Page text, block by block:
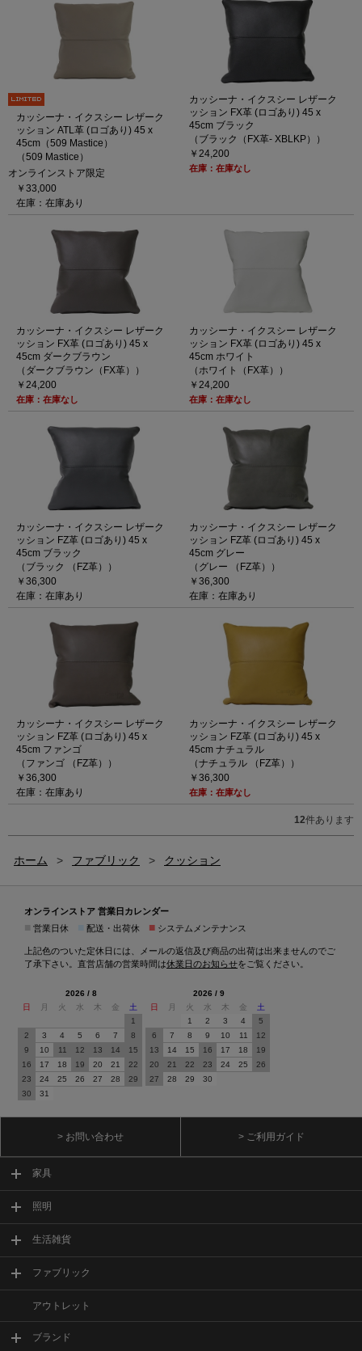
カッシーナ・イクスシー レザーク
ッション ATL革 (ロゴあり) 45 x
45cm（509 Mastice）
（509 Mastice）
オンラインストア限定
￥33,000
在庫：在庫あり
カッシーナ・イクスシー レザーク
ッション FX革 (ロゴあり) 45 x
45cm ブラック
（ブラック（FX革- XBLKP））
￥24,200
在庫：在庫なし
カッシーナ・イクスシー レザーク
ッション FX革 (ロゴあり) 45 x
45cm ダークブラウン
（ダークブラウン（FX革））
￥24,200
在庫：在庫なし
カッシーナ・イクスシー レザーク
ッション FX革 (ロゴあり) 45 x
45cm ホワイト
（ホワイト（FX革））
￥24,200
在庫：在庫なし
カッシーナ・イクスシー レザーク
ッション FZ革 (ロゴあり) 45 x
45cm ブラック
（ブラック （FZ革））
￥36,300
在庫：在庫あり
カッシーナ・イクスシー レザーク
ッション FZ革 (ロゴあり) 45 x
45cm グレー
（グレー （FZ革））
￥36,300
在庫：在庫あり
カッシーナ・イクスシー レザーク
ッション FZ革 (ロゴあり) 45 x
45cm ファンゴ
（ファンゴ （FZ革））
￥36,300
在庫：在庫あり
カッシーナ・イクスシー レザーク
ッション FZ革 (ロゴあり) 45 x
45cm ナチュラル
（ナチュラル （FZ革））
￥36,300
在庫：在庫なし
12件あります
ホーム > ファブリック > クッション
オンラインストア 営業日カレンダー
営業日休 配送・出荷休 ■ システムメンテナンス
上記色のついた定休日には、メールの返信及び商品の出荷は出来ませんのでご
了承下さい。直営店舗の営業時間は休業日のお知らせをご覧ください。
2026 / 8
日
月 火 水 木 金
土
1
2
3 4 5 6 7
8
9
10 11 12 13 14
15
16
17 18 19 20 21
22
23
24 25 26 27 28
29
30
31
2026 / 9
日
月 火 水 木 金
土
1
2 3 4
5
6
7 8 9 10 11
12
13
14 15 16 17 18
19
20
21 22 23 24 25
26
27
28 29 30
> お問い合わせ > ご利用ガイド
家具
照明
生活雑貨
ファブリック
アウトレット
ブランド